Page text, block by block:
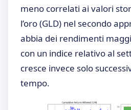
meno correlati ai valori
l’oro (GLD) nel secondo
abbia dei rendimenti
con un indice relativo al
cresce invece solo
tempo.